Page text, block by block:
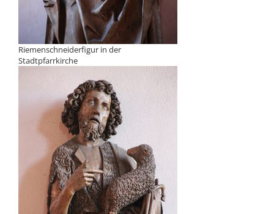
Riemenschneiderfigur in der
Stadtpfarrkirche